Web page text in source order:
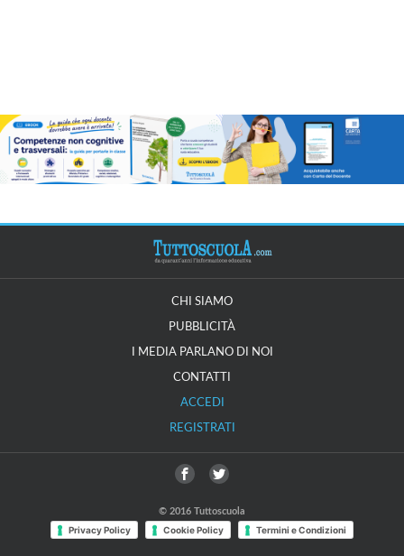
CHI SIAMO
PUBBLICITÀ
I MEDIA PARLANO DI NOI
CONTATTI
ACCEDI
REGISTRATI
© 2016 Tuttoscuola
Privacy Policy Cookie Policy Termini e Condizioni